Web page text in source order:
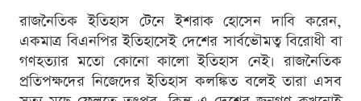
রাজনৈতিক ইতিহাস টেনে ইশরাক হোসেন দাবি করেন,
একমাত্র বিএনপির ইতিহাসেই দেশের সার্বভৌমত্ব বিরোধী বা
গণহত্যার মতো কোনো কালো ইতিহাস নেই। রাজনৈতিক
প্রতিপক্ষদের নিজেদের ইতিহাস কলঙ্কিত বলেই তারা এসব